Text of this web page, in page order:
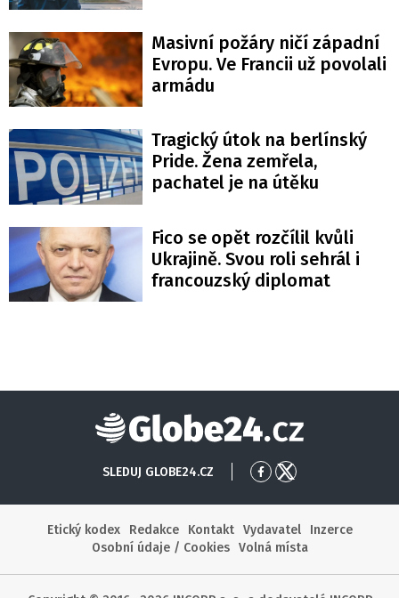
Masivní požáry ničí západní
Evropu. Ve Francii už povolali
armádu
Tragický útok na berlínský
Pride. Žena zemřela,
pachatel je na útěku
Fico se opět rozčílil kvůli
Ukrajině. Svou roli sehrál i
francouzský diplomat
Globe24
SLEDUJ GLOBE24.CZ
PřejítPřejít
Etický kodex
Redakce Kontakt Vydavatel
Inzerce
Osobní údaje / Cookies
Volná místa